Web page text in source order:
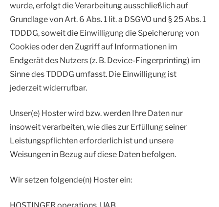
wurde, erfolgt die Verarbeitung ausschließlich auf
Grundlage von Art. 6 Abs. 1 lit. a DSGVO und § 25 Abs. 1
TDDDG, soweit die Einwilligung die Speicherung von
Cookies oder den Zugriff auf Informationen im
Endgerät des Nutzers (z. B. Device-Fingerprinting) im
Sinne des TDDDG umfasst. Die Einwilligung ist
jederzeit widerrufbar.
Unser(e) Hoster wird bzw. werden Ihre Daten nur
insoweit verarbeiten, wie dies zur Erfüllung seiner
Leistungspflichten erforderlich ist und unsere
Weisungen in Bezug auf diese Daten befolgen.
Wir setzen folgende(n) Hoster ein:
HOSTINGER operations, UAB